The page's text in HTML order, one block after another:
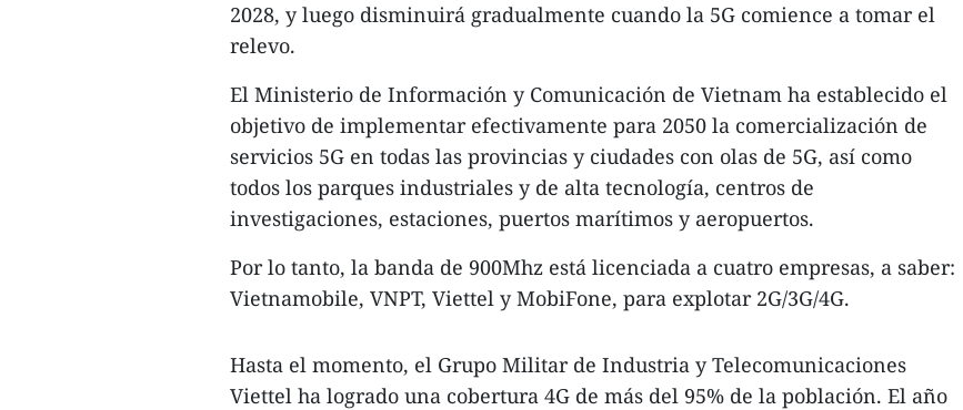
2028, y luego disminuirá gradualmente cuando la 5G comience a tomar el
relevo.
El Ministerio de Información y Comunicación de Vietnam ha establecido el
objetivo de implementar efectivamente para 2050 la comercialización de
servicios 5G en todas las provincias y ciudades con olas de 5G, así como
todos los parques industriales y de alta tecnología, centros de
investigaciones, estaciones, puertos marítimos y aeropuertos.
Por lo tanto, la banda de 900Mhz está licenciada a cuatro empresas, a saber:
Vietnamobile, VNPT, Viettel y MobiFone, para explotar 2G/3G/4G.
Hasta el momento, el Grupo Militar de Industria y Telecomunicaciones
Viettel ha logrado una cobertura 4G de más del 95% de la población. El año